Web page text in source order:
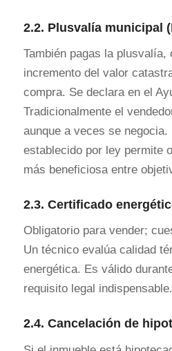
2.2. Plusvalía municipal
También pagas la plusvalía,
incremento del valor
compra. Se declara en el
Tradicionalmente el
aunque a veces se
establecido por ley permite
más beneficiosa entre
2.3. Certificado
Obligatorio para vender;
Un técnico evalúa calidad
energética. Es válido
requisito legal indispensable.
2.4. Cancelación de